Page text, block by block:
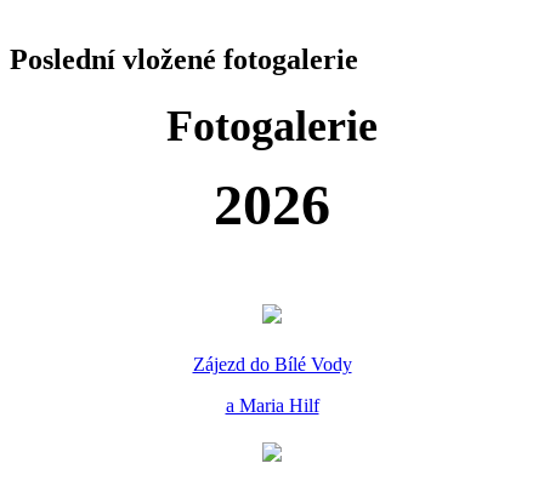
Poslední vložené fotogalerie
Fotogalerie
2026
Zájezd do Bílé Vody
a Maria Hilf